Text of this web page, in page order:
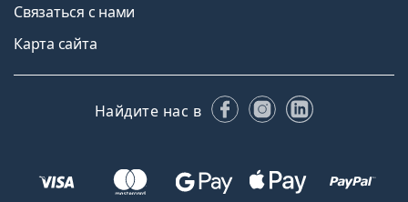
Связаться с нами
Карта сайта
Найдите нас в FacebookInstagram
LinkedIn